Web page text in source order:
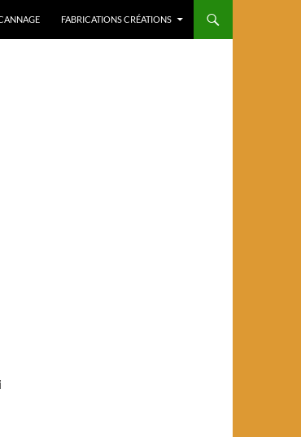
FABRICATIONS CRÉATIONS